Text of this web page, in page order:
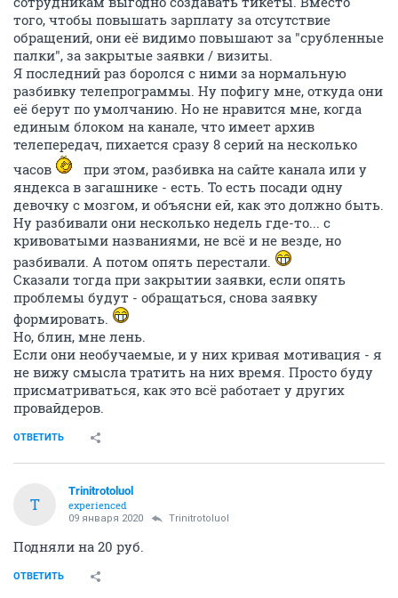
того, чтобы повышать зарплату за отсутствие
обращений, они её видимо повышают за "срубленные
палки", за закрытые заявки / визиты.
Я последний раз боролся с ними за нормальную
разбивку телепрограммы. Ну пофигу мне, откуда они
её берут по умолчанию. Но не нравится мне, когда
единым блоком на канале, что имеет архив
телепередач, пихается сразу 8 серий на несколько
часов
при этом, разбивка на сайте канала или у
яндекса в загашнике - есть. То есть посади одну
девочку с мозгом, и объясни ей, как это должно быть.
Ну разбивали они несколько недель где-то... с
кривоватыми названиями, не всё и не везде, но
разбивали. А потом опять перестали.
Сказали тогда при закрытии заявки, если опять
проблемы будут - обращаться, снова заявку
формировать.
Но, блин, мне лень.
Если они необучаемые, и у них кривая мотивация - я
не вижу смысла тратить на них время. Просто буду
присматриваться, как это всё работает у других
провайдеров.
ОТВЕТИТЬ
T
Trinitrotoluol
experienced
09 января 2020 Trinitrotoluol
Подняли на 20 руб.
ОТВЕТИТЬ